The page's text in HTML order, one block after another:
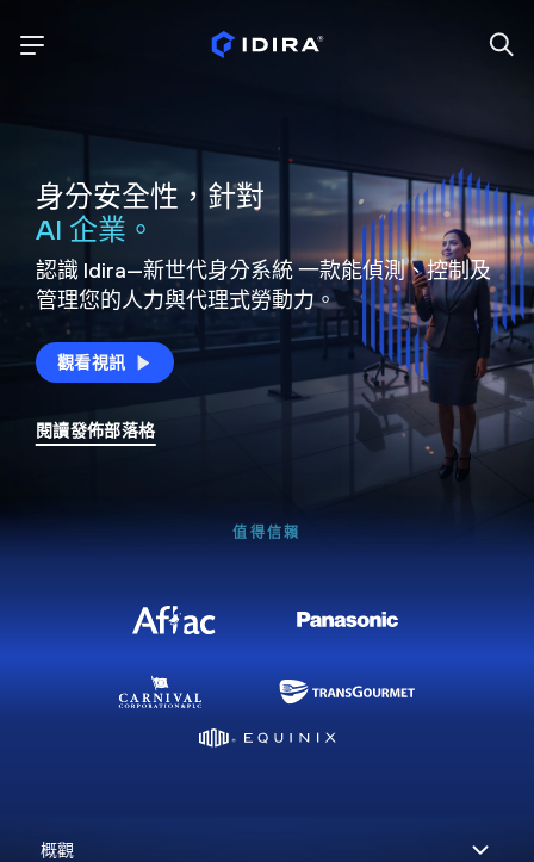
身分安全性，針對
AI 企業。
認識 Idira—新世代身分系統一款能偵測、控制及
管理您的人力與代理式勞動力。
觀看視訊
閱讀發佈部落格
值得信賴